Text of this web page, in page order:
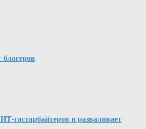
гастарбайтеров и разваливает